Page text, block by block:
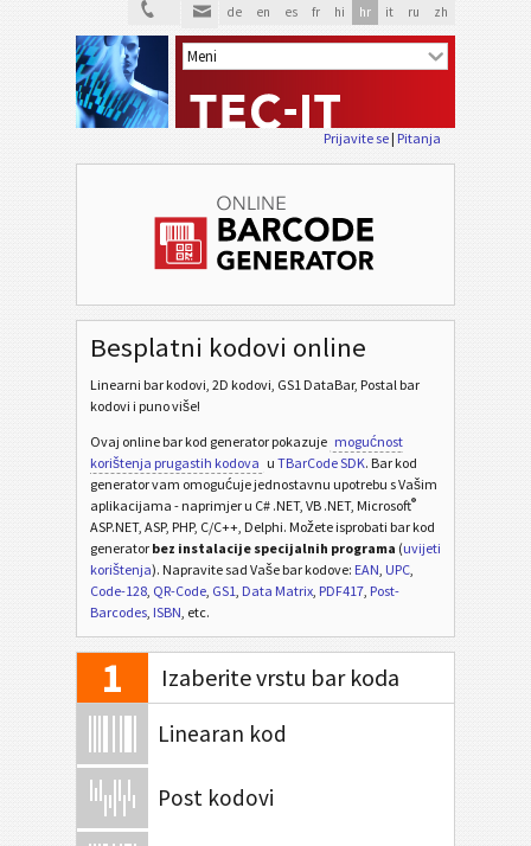
de en es fr hi hr it ru zh
Prijavite se| Pitanja
Besplatni kodovi online
Linearni bar kodovi, 2D kodovi, GS1 DataBar, Postal bar
kodovi i puno više!
Ovaj online bar kod generator pokazuje mogućnost
korištenja prugastih kodova u TBarCode SDK. Bar kod
generator vam omogućuje jednostavnu upotrebu s Vašim
aplikacijama - naprimjer u C# .NET, VB .NET, Microsoft®
ASP.NET, ASP, PHP, C/C++, Delphi. Možete isprobati bar kod
generator bez instalacije specijalnih programa (uvijeti
korištenja). Napravite sad Vaše bar kodove: EAN, UPC,
Code-128, QR-Code, GS1, Data Matrix, PDF417, Post-
Barcodes, ISBN, etc.
1 Izaberite vrstu bar koda
Linearan kod
Post kodovi